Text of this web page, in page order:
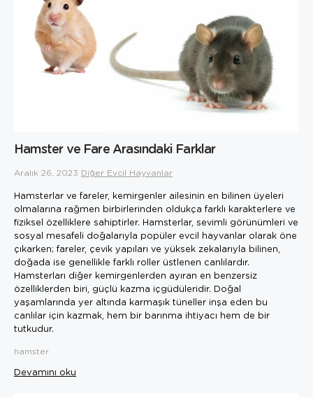
Hamster ve Fare Arasındaki Farklar
Aralık 26, 2023 Diğer Evcil Hayvanlar
Hamsterlar ve fareler, kemirgenler ailesinin en bilinen üyeleri
olmalarına rağmen birbirlerinden oldukça farklı karakterlere ve
fiziksel özelliklere sahiptirler. Hamsterlar, sevimli görünümleri ve
sosyal mesafeli doğalarıyla popüler evcil hayvanlar olarak öne
çıkarken; fareler, çevik yapıları ve yüksek zekalarıyla bilinen,
doğada ise genellikle farklı roller üstlenen canlılardır.
Hamsterları diğer kemirgenlerden ayıran en benzersiz
özelliklerden biri, güçlü kazma içgüdüleridir. Doğal
yaşamlarında yer altında karmaşık tüneller inşa eden bu
canlılar için kazmak, hem bir barınma ihtiyacı hem de bir
tutkudur.
hamster
Devamını oku